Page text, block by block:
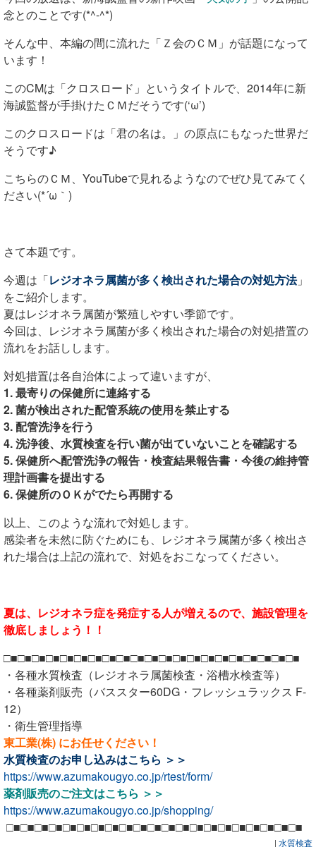
念とのことです(*^-^*)
そんな中、本編の間に流れた「Ｚ会のＣＭ」が話題になって
います！
このCMは「クロスロード」というタイトルで、2014年に新
海誠監督が手掛けたＣＭだそうです(‘ω’)
このクロスロードは 「君の名は。」の原点にもなった世界だ
そうです♪
こちらのＣＭ、YouTubeで見れるようなのでぜひ見てみてく
ださい(*´ω｀)
さて本題です。
今週は「レジオネラ属菌が多く検出された場合の対処方法」
をご紹介します。
夏はレジオネラ属菌が繁殖しやすい季節です。
今回は、レジオネラ属菌が多く検出された場合の対処措置の
流れをお話しします。
対処措置は各自治体によって違いますが、
1. 最寄りの保健所に連絡する
2. 菌が検出された配管系統の使用を禁止する
3. 配管洗浄を行う
4. 洗浄後、水質検査を行い菌が出ていないことを確認する
5. 保健所へ配管洗浄の報告・検査結果報告書・今後の維持管
理計画書を提出する
6. 保健所のＯＫがでたら再開する
以上、このような流れで対処します。
感染者を未然に防ぐためにも、レジオネラ属菌が多く検出さ
れた場合は上記の流れで、対処をおこなってください。
夏は、レジオネラ症を発症する人が増えるので、施設管理を
徹底しましょう！！
□■□■□■□■□■□■□■□■□■□■□■□■□■□■□■□■□■□■□■□■□■
・各種水質検査（レジオネラ属菌検査・浴槽水検査等）
・各種薬剤販売（バススター60DG・フレッシュラックス F-
12）
・衛生管理指導
東工業(株) にお任せください！
水質検査のお申し込みはこちら ＞＞
https://www.azumakougyo.co.jp/rtest/form/
薬剤販売のご注文はこちら ＞＞
https://www.azumakougyo.co.jp/shopping/
□■□■□■□■□■□■□■□■□■□■□■□■□■□■□■□■□■□■□■□■□■
| 水質検査